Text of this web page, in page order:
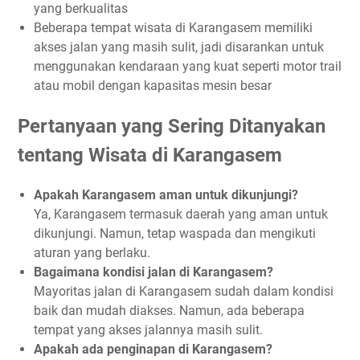
yang berkualitas
Beberapa tempat wisata di Karangasem memiliki
akses jalan yang masih sulit, jadi disarankan untuk
menggunakan kendaraan yang kuat seperti motor trail
atau mobil dengan kapasitas mesin besar
Pertanyaan yang Sering Ditanyakan
tentang Wisata di Karangasem
Apakah Karangasem aman untuk dikunjungi?
Ya, Karangasem termasuk daerah yang aman untuk
dikunjungi. Namun, tetap waspada dan mengikuti
aturan yang berlaku.
Bagaimana kondisi jalan di Karangasem?
Mayoritas jalan di Karangasem sudah dalam kondisi
baik dan mudah diakses. Namun, ada beberapa
tempat yang akses jalannya masih sulit.
Apakah ada penginapan di Karangasem?